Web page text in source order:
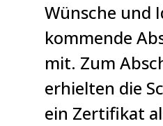
Wünsche und
kommende
mit. Zum
erhielten die
ein Zertifikat